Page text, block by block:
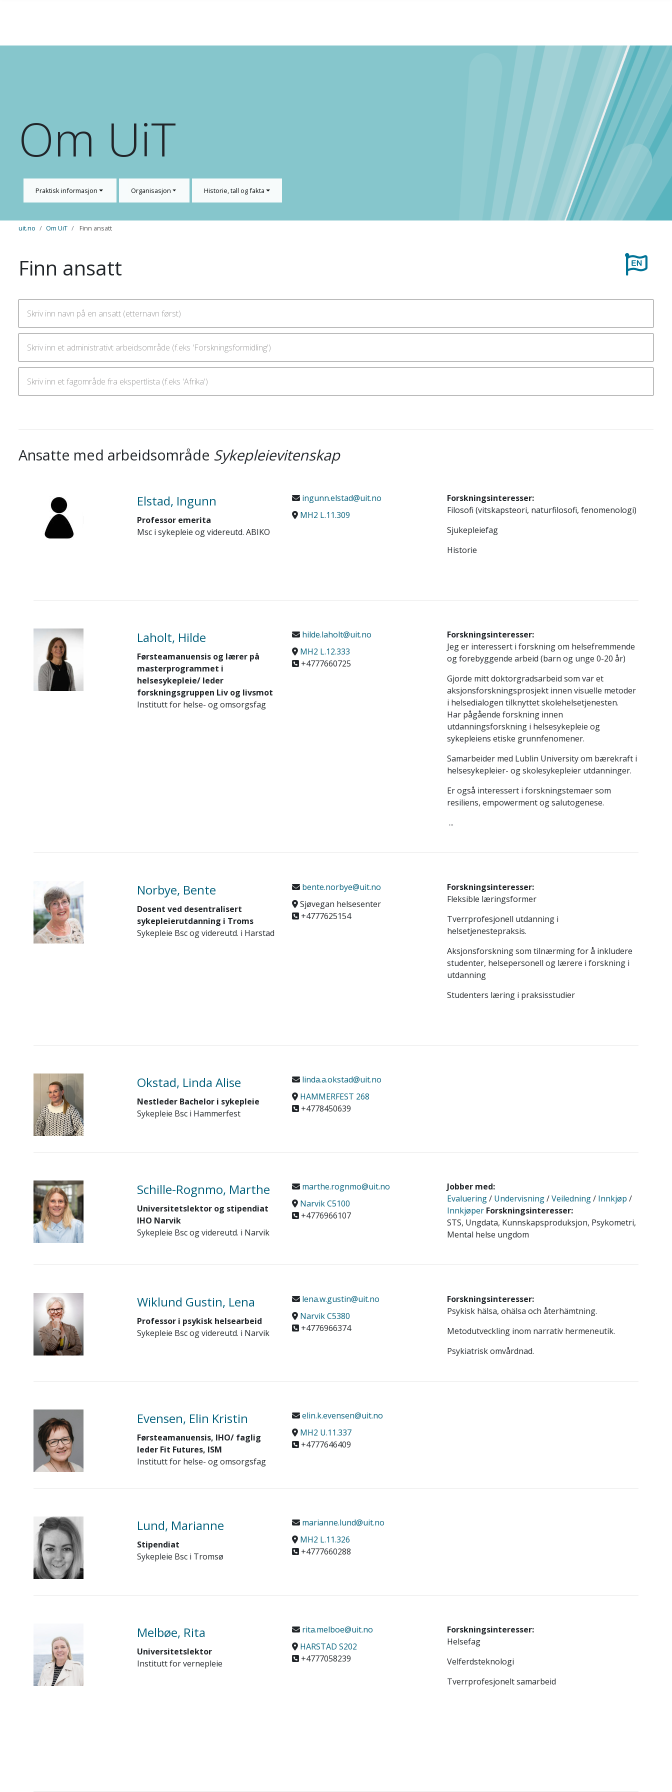
Om UiT
Praktisk informasjon Organisasjon Historie, tall og fakta
uit.no Om UiT Finn ansatt
Finn ansatt
Ansatte med arbeidsområde Sykepleievitenskap
Elstad, Ingunn
Professor emerita
Msc i sykepleie og videreutd. ABIKO
ingunn.elstad@uit.no
MH2 L.11.309
Forskningsinteresser:
Filosofi (vitskapsteori, naturfilosofi, fenomenologi)
Sjukepleiefag
Historie
Laholt, Hilde
Førsteamanuensis og lærer på
masterprogrammet i
helsesykepleie/ leder
forskningsgruppen Liv og livsmot
Institutt for helse- og omsorgsfag
hilde.laholt@uit.no
MH2 L.12.333
+4777660725
Forskningsinteresser:
Jeg er interessert i forskning om helsefremmende
og forebyggende arbeid (barn og unge 0-20 år)
Gjorde mitt doktorgradsarbeid som var et
aksjonsforskningsprosjekt innen visuelle metoder
i helsedialogen tilknyttet skolehelsetjenesten.
Har pågående forskning innen
utdanningsforskning i helsesykepleie og
sykepleiens etiske grunnfenomener.
Samarbeider med Lublin University om bærekraft i
helsesykepleier- og skolesykepleier utdanninger.
Er også interessert i forskningstemaer som
resiliens, empowerment og salutogenese.
...
Norbye, Bente
Dosent ved desentralisert
sykepleierutdanning i Troms
Sykepleie Bsc og videreutd. i Harstad
bente.norbye@uit.no
Sjøvegan helsesenter
+4777625154
Forskningsinteresser:
Fleksible læringsformer
Tverrprofesjonell utdanning i
helsetjenestepraksis.
Aksjonsforskning som tilnærming for å inkludere
studenter, helsepersonell og lærere i forskning i
utdanning
Studenters læring i praksisstudier
Okstad, Linda Alise
Nestleder Bachelor i sykepleie
Sykepleie Bsc i Hammerfest
linda.a.okstad@uit.no
HAMMERFEST 268
+4778450639
Schille-Rognmo, Marthe
Universitetslektor og stipendiat
IHO Narvik
Sykepleie Bsc og videreutd. i Narvik
marthe.rognmo@uit.no
Narvik C5100
+4776966107
Jobber med:
Evaluering/ Undervisning/Veiledning/ Innkjøp /
Innkjøper Forskningsinteresser:
STS, Ungdata, Kunnskapsproduksjon, Psykometri,
Mental helse ungdom
Wiklund Gustin, Lena
Professor i psykisk helsearbeid
Sykepleie Bsc og videreutd. i Narvik
lena.w.gustin@uit.no
Narvik C5380
+4776966374
Forskningsinteresser:
Psykisk hälsa, ohälsa och återhämtning.
Metodutveckling inom narrativ hermeneutik.
Psykiatrisk omvårdnad.
Evensen, Elin Kristin
Førsteamanuensis, IHO/ faglig
leder Fit Futures, ISM
Institutt for helse- og omsorgsfag
elin.k.evensen@uit.no
MH2 U.11.337
+4777646409
Lund, Marianne
Stipendiat
Sykepleie Bsc i Tromsø
marianne.lund@uit.no
MH2 L.11.326
+4777660288
Melbøe, Rita
Universitetslektor
Institutt for vernepleie
rita.melboe@uit.no
HARSTAD S202
+4777058239
Forskningsinteresser:
Helsefag
Velferdsteknologi
Tverrprofesjonelt samarbeid